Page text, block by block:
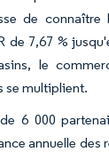
de connaître
de 7,67 %
le
se multiplient.
6 000
annuelle des